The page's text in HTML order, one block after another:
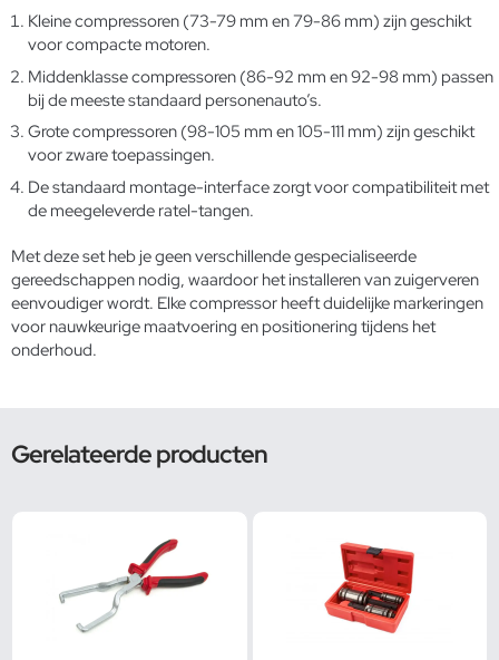
Kleine compressoren (73-79 mm en 79-86 mm) zijn geschikt
voor compacte motoren.
Middenklasse compressoren (86-92 mm en 92-98 mm) passen
bij de meeste standaard personenauto’s.
Grote compressoren (98-105 mm en 105-111 mm) zijn geschikt
voor zware toepassingen.
De standaard montage-interface zorgt voor compatibiliteit met
de meegeleverde ratel-tangen.
Met deze set heb je geen verschillende gespecialiseerde
gereedschappen nodig, waardoor het installeren van zuigerveren
eenvoudiger wordt. Elke compressor heeft duidelijke markeringen
voor nauwkeurige maatvoering en positionering tijdens het
onderhoud.
Gerelateerde producten